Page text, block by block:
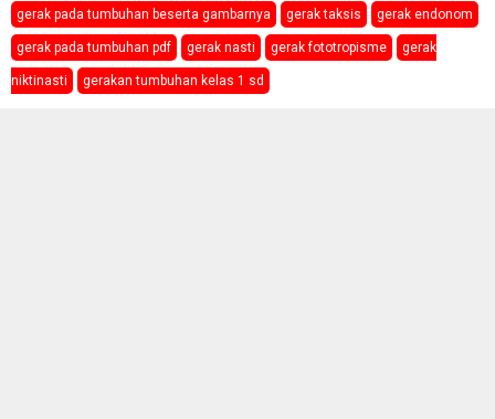
gerak pada tumbuhan beserta gambarnya gerak taksis gerak endonom
gerak pada tumbuhan pdf gerak nasti gerak fototropisme gerak
niktinasti gerakan tumbuhan kelas 1 sd